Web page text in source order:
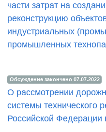
части затрат на
реконструкцию
индустриальных
промышленных
Обсуждение закончено 07.07.2022
О рассмотрении
системы технического
Российской Федерации